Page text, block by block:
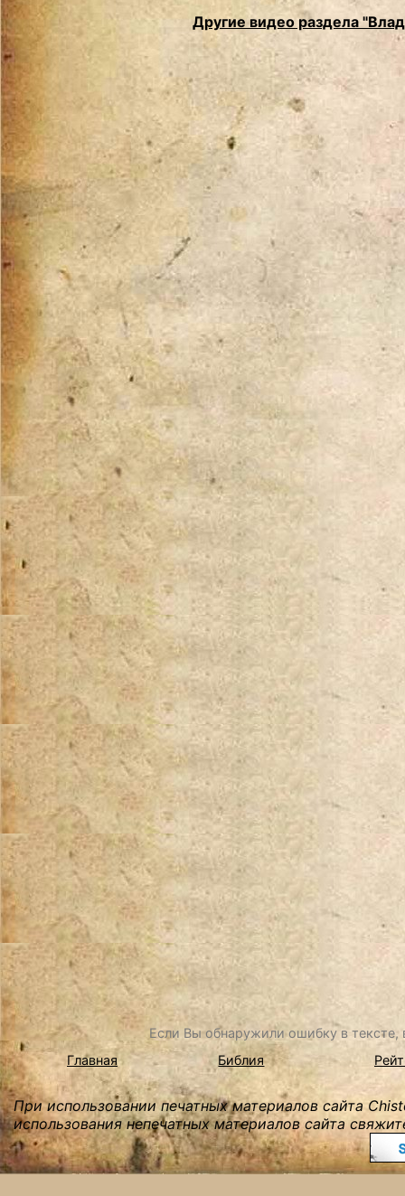
Другие видео раздела
Если Вы обнаружили ошибку в
Главная
Библия
При использовании печатных материалов сайта
использования непечатных материалов сайта